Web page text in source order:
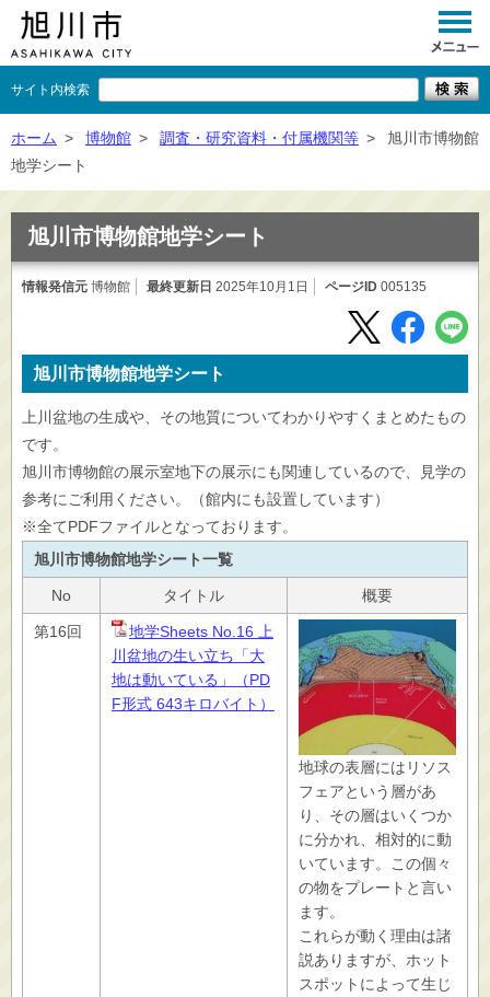
サイト内検索
くらし
観光
事業者向け
市政情報
×
ホーム > 博物館 > 調査・研究資料・付属機関等 >
旭川市博物館
地学シート
旭川市博物館地学シート
情報発信元 博物館 最終更新日 2025年10月1日 ページID 005135
旭川市博物館地学シート
上川盆地の生成や、その地質についてわかりやすくまとめたもの
です。
旭川市博物館の展示室地下の展示にも関連しているので、見学の
参考にご利用ください。（館内にも設置しています）
※全てPDFファイルとなっております。
旭川市博物館地学シート一覧
No タイトル 概要
第16回
地学Sheets No.16 上
川盆地の生い立ち「大
地は動いている」（PD
F形式 643キロバイト）
地球の表層にはリソス
フェアという層があ
り、その層はいくつか
に分かれ、相対的に動
いています。この個々
の物をプレートと言い
ます。
これらが動く理由は諸
説ありますが、ホット
スポットによって生じ